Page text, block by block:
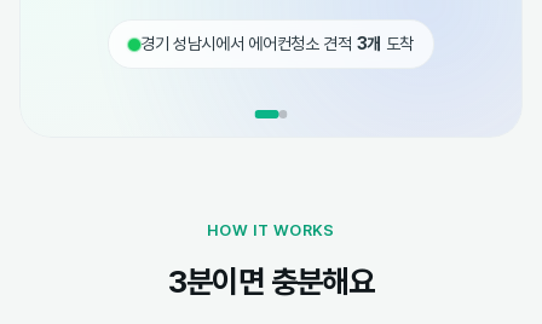
경기 성남시에서 에어컨청소 견적 3개 도착
HOW IT WORKS
3분이면 충분해요